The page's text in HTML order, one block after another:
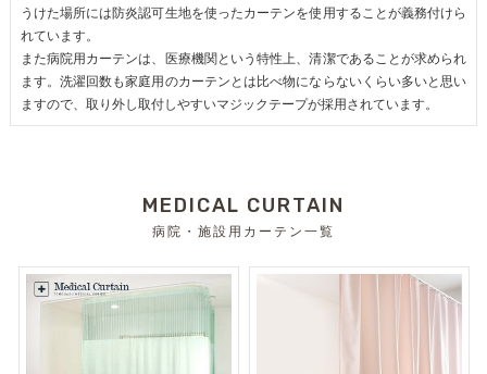
うけた場所には防炎認可生地を使ったカーテンを使用することが義務付けら
れています。
また病院用カーテンは、医療機関という特性上、清潔であることが求められ
ます。洗濯回数も家庭用のカーテンとは比べ物にならないくらい多いと思い
ますので、取り外し取付しやすいマジックテープが採用されています。
MEDICAL CURTAIN
病院・施設用カーテン一覧